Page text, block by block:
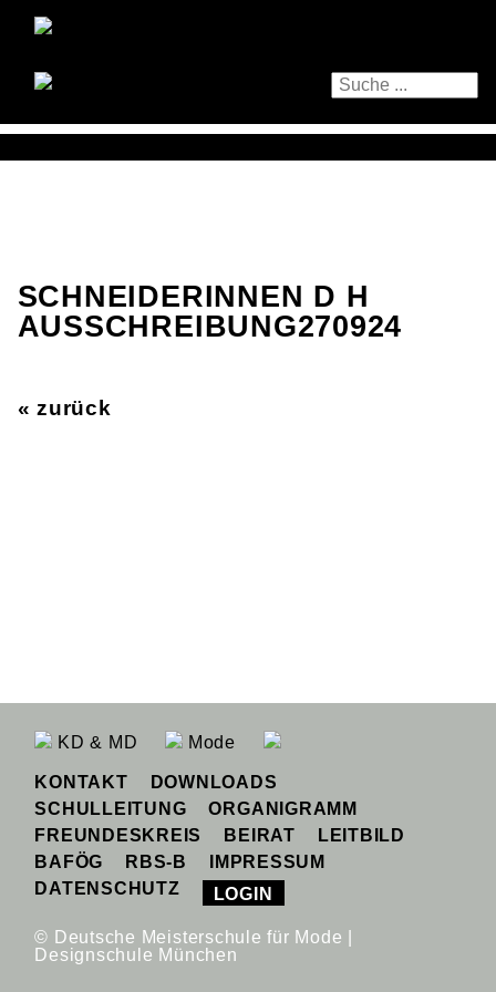
SCHNEIDERINNEN D H
AUSSCHREIBUNG270924
« zurück
KD & MD Mode
KONTAKT
DOWNLOADS
SCHULLEITUNG
ORGANIGRAMM
FREUNDESKREIS
BEIRAT
LEITBILD
BAFÖG
RBS-B
IMPRESSUM
DATENSCHUTZ
LOGIN
© Deutsche Meisterschule für Mode |
Designschule München